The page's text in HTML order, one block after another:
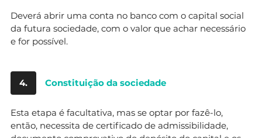
Deverá abrir uma conta no banco com o capital social
da futura sociedade, com o valor que achar necessário
e for possível.
4. Constituição da sociedade
Esta etapa é facultativa, mas se optar por fazê-lo,
então, necessita de certificado de admissibilidade,